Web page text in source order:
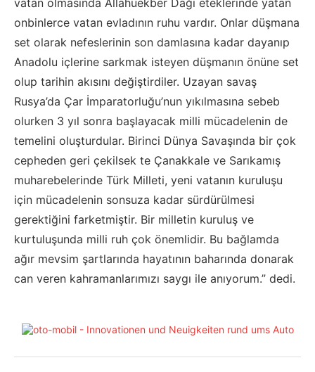
vatan olmasında Allahuekber Dağı eteklerinde yatan
onbinlerce vatan evladının ruhu vardır. Onlar düşmana
set olarak nefeslerinin son damlasına kadar dayanıp
Anadolu içlerine sarkmak isteyen düşmanın önüne set
olup tarihin akısını değiştirdiler. Uzayan savaş
Rusya’da Çar İmparatorluğu’nun yıkılmasına sebeb
olurken 3 yıl sonra başlayacak milli mücadelenin de
temelini oluşturdular. Birinci Dünya Savaşında bir çok
cepheden geri çekilsek te Çanakkale ve Sarıkamış
muharebelerinde Türk Milleti, yeni vatanın kuruluşu
için mücadelenin sonsuza kadar sürdürülmesi
gerektiğini farketmiştir. Bir milletin kuruluş ve
kurtuluşunda milli ruh çok önemlidir. Bu bağlamda
ağır mevsim şartlarında hayatının baharında donarak
can veren kahramanlarımızı saygı ile anıyorum.” dedi.